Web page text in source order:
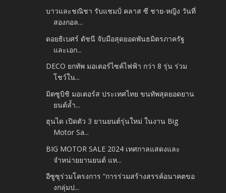
บาวและชณิชา รับแชมป์ คลาส ซี ชาย-หญิง วันที่
สองกอล...
ดอยธิเบศร์ ดัชนี จับมือสุดยอดพันธมิตรภาครัฐ
และเอก...
DECO ยกทัพ มอเตอร์ไซค์ไฟฟ้า กว่า 8 รุ่น ร่วม
โชว์ใน...
มิตซูบิชิ มอเตอร์ส ประเทศไทย ขนทัพสุดยอดยาน
ยนต์ล้ำ...
ฮุนได เปิดตัว 3 ยานยนต์รุ่นใหม่ ในงาน Big
Motor Sa...
BIG MOTOR SALE 2024 เทศกาลแสดงและ
จำหน่ายยานยนต์ แห...
อีซูซุร่วมโครงการ “การร่วมสร้างสรรค์อนาคตขอ
งกลุ่มป...